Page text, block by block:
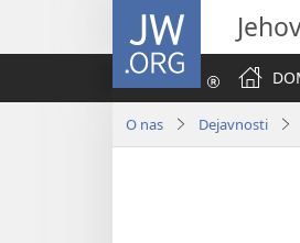
JW.ORG
O nas Dejavnosti